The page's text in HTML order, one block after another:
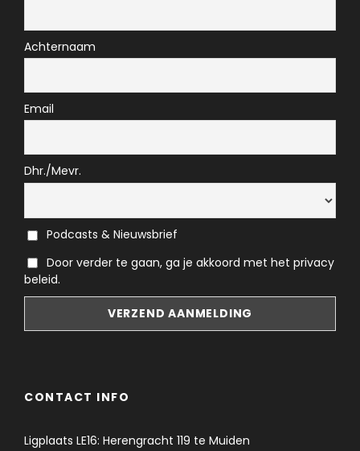
Achternaam
Email
Dhr./Mevr.
Podcasts & Nieuwsbrief
Door verder te gaan, ga je akkoord met het privacy
beleid.
CONTACT INFO
Ligplaats LE16: Herengracht 119 te Muiden